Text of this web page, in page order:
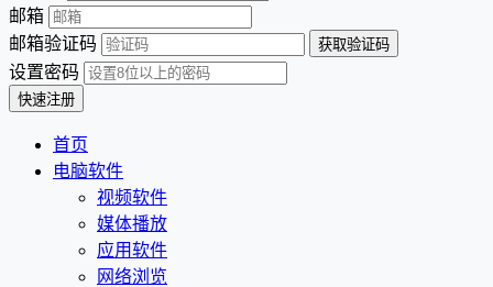
邮箱
邮箱验证码
设置密码
首页
电脑软件
视频软件
媒体播放
应用软件
网络浏览